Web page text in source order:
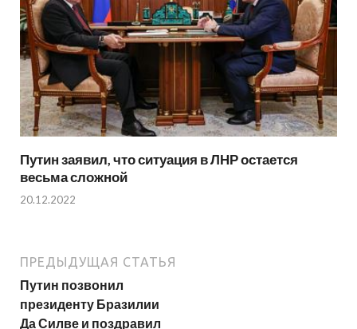
Путин заявил, что ситуация в ЛНР остается
весьма сложной
20.12.2022
ПРЕДЫДУЩАЯ СТАТЬЯ
Путин позвонил
президенту Бразилии
Да Силве и поздравил